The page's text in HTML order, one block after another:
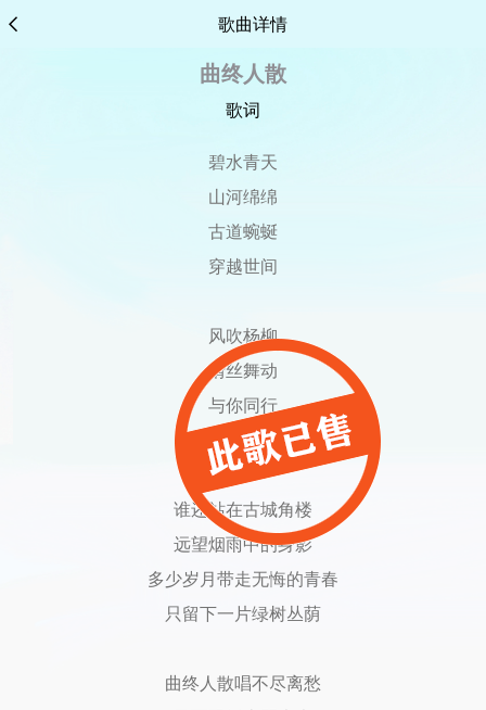
歌曲详情
曲终人散
歌词
碧水青天
山河绵绵
古道蜿蜒
穿越世间
风吹杨柳
情丝舞动
与你同行
流连忘返
谁还站在古城角楼
远望烟雨中的身影
多少岁月带走无悔的青春
只留下一片绿树丛荫
曲终人散唱不尽离愁